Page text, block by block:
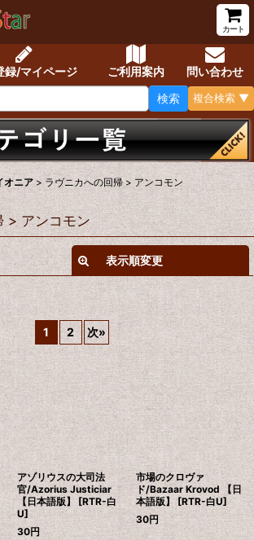
カート
録/マイページ ご利用案内
問い合わせ
検索
複合検索 ▼
オニア > ラヴニカへの回帰 > アンコモン
> アンコモン
表示順変更
絞り込む
1 2 次»
アゾリウスの大司法
官/Azorius Justiciar
【日本語版】 [RTR-白
U]
30円
市場のクロヴァ
ド/Bazaar Krovod 【日
本語版】 [RTR-白U]
30円